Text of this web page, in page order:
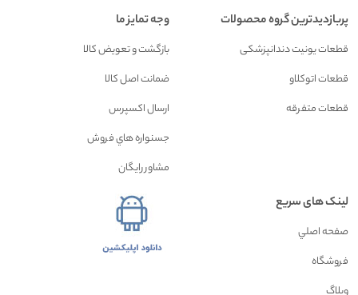
پربازدیدترین گروه محصولات
قطعات یونیت دندانپزشکی
قطعات اتوکلاو
قطعات متفرقه
وجه تمایز ما
بازگشت و تعويض کالا
ضمانت اصل کالا
ارسال اکسپرس
جسنواره هاي فروش
مشاور رايگان
لینک های سریع
صفحه اصلي
فروشگاه
وبلاگ